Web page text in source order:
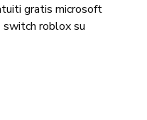
gratis microsoft
switch roblox su